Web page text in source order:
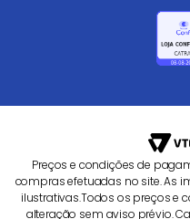
Preços e condições de
compras efetuadas no site. As
ilustrativas.Todos os preços e
alteração sem aviso prévio.